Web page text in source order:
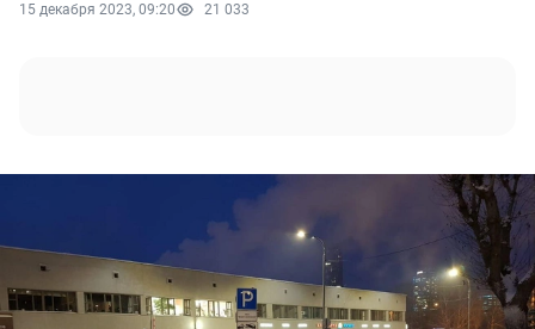
15 декабря 2023, 09:20 21 033